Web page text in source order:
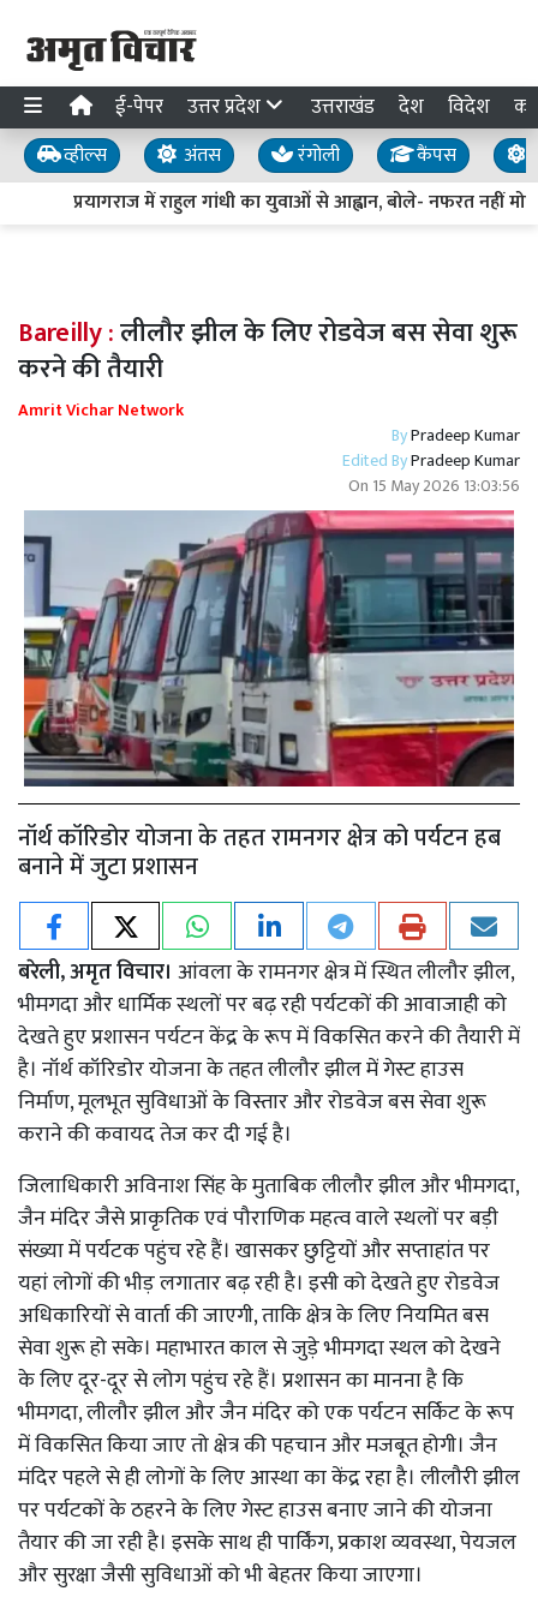
ई-पेपर उत्तर प्रदेश उत्तराखंड देश विदेश
व्हील्स अंतस रंगोली कैंपस
प्रयागराज में राहुल गांधी का युवाओं से आह्वान, बोले- नफरत नहीं
Bareilly :लीलौर झील के लिए रोडवेज बस सेवा शुरू
करने की तैयारी
Amrit Vichar Network
ByPradeep Kumar
Edited ByPradeep Kumar
On 15 May 2026 13:03:56
नॉर्थ कॉरिडोर योजना के तहत रामनगर क्षेत्र को पर्यटन हब
बनाने में जुटा प्रशासन
बरेली, अमृत विचार। आंवला के रामनगर क्षेत्र में स्थित लीलौर झील,
भीमगदा और धार्मिक स्थलों पर बढ़ रही पर्यटकों की आवाजाही को
देखते हुए प्रशासन पर्यटन केंद्र के रूप में विकसित करने की तैयारी में
है। नॉर्थ कॉरिडोर योजना के तहत लीलौर झील में गेस्ट हाउस
निर्माण, मूलभूत सुविधाओं के विस्तार और रोडवेज बस सेवा शुरू
कराने की कवायद तेज कर दी गई है।
जिलाधिकारी अविनाश सिंह के मुताबिक लीलौर झील और भीमगदा,
जैन मंदिर जैसे प्राकृतिक एवं पौराणिक महत्व वाले स्थलों पर बड़ी
संख्या में पर्यटक पहुंच रहे हैं। खासकर छुट्टियों और सप्ताहांत पर
यहां लोगों की भीड़ लगातार बढ़ रही है। इसी को देखते हुए रोडवेज
अधिकारियों से वार्ता की जाएगी, ताकि क्षेत्र के लिए नियमित बस
सेवा शुरू हो सके। महाभारत काल से जुड़े भीमगदा स्थल को देखने
के लिए दूर-दूर से लोग पहुंच रहे हैं। प्रशासन का मानना है कि
भीमगदा, लीलौर झील और जैन मंदिर को एक पर्यटन सर्किट के रूप
में विकसित किया जाए तो क्षेत्र की पहचान और मजबूत होगी। जैन
मंदिर पहले से ही लोगों के लिए आस्था का केंद्र रहा है। लीलौरी झील
पर पर्यटकों के ठहरने के लिए गेस्ट हाउस बनाए जाने की योजना
तैयार की जा रही है। इसके साथ ही पार्किंग, प्रकाश व्यवस्था, पेयजल
और सुरक्षा जैसी सुविधाओं को भी बेहतर किया जाएगा।